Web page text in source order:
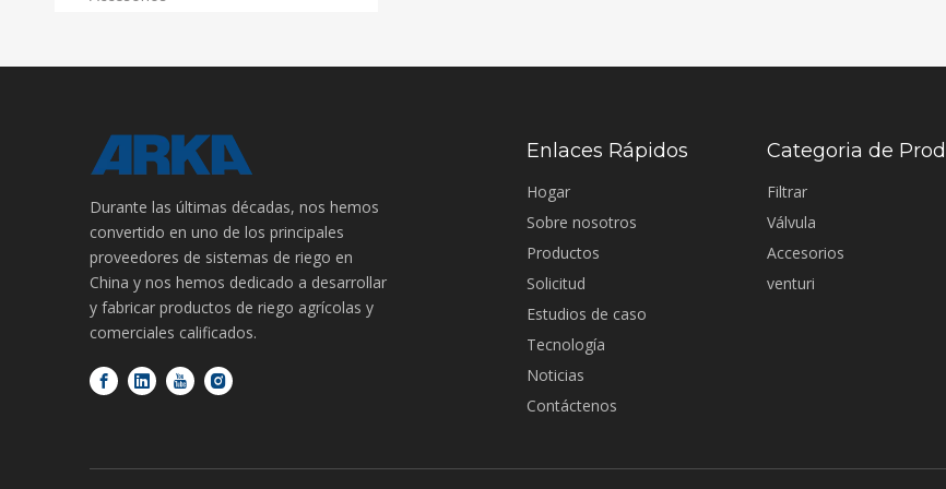
Durante las últimas décadas, nos hemos
convertido en uno de los principales
proveedores de sistemas de riego en
China y nos hemos dedicado a desarrollar
y fabricar productos de riego agrícolas y
comerciales calificados.
Enlaces Rápidos
Hogar
Sobre nosotros
Productos
Solicitud
Estudios de caso
Tecnología
Noticias
Contáctenos
Categoria de
Filtrar
Válvula
Accesorios
venturi